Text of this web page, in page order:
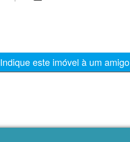
Indique este imóvel à um amigo